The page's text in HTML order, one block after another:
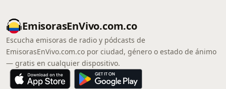
EmisorasEnVivo.com.co
Escucha emisoras de radio y pódcasts de
EmisorasEnVivo.com.co por ciudad, género o estado de ánimo
— gratis en cualquier dispositivo.